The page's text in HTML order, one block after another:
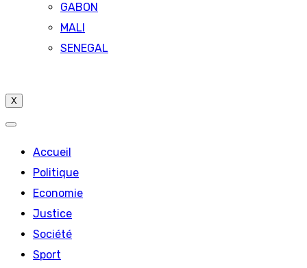
GABON
MALI
SENEGAL
X
Accueil
Politique
Economie
Justice
Société
Sport